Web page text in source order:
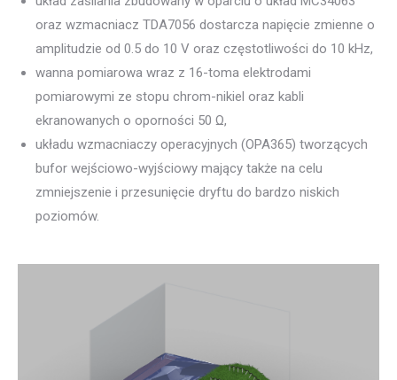
oraz wzmacniacz TDA7056 dostarcza napięcie zmienne o
amplitudzie od 0.5 do 10 V oraz częstotliwości do 10 kHz,
wanna pomiarowa wraz z 16-toma elektrodami
pomiarowymi ze stopu chrom-nikiel oraz kabli
ekranowanych o oporności 50 Ω,
układu wzmacniaczy operacyjnych (OPA365) tworzących
bufor wejściowo-wyjściowy mający także na celu
zmniejszenie i przesunięcie dryftu do bardzo niskich
poziomów.